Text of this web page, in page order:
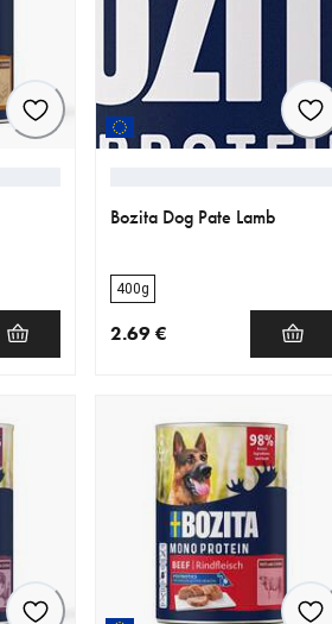
Bozita Dog Pate Lamb
400g
2.69 €